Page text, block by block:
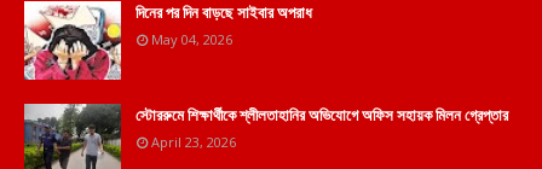
দিনের পর দিন বাড়ছে সাইবার অপরাধ
May 04, 2026
স্টোররুমে শিক্ষার্থীকে শ্লীলতাহানির অভিযোগে অফিস সহায়ক মিলন গ্রেপ্তার
April 23, 2026